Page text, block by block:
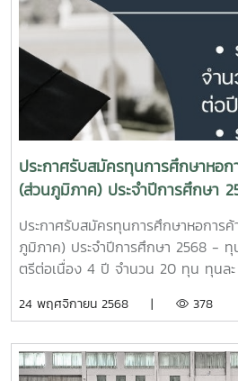
ประกาศรับสมัครทุนการศึกษาหอ
(ส่วนภูมิภาค) ประจำปีการศึกษา
ประกาศรับสมัครทุนการศึกษาหอกา
ภูมิภาค) ประจำปีการศึกษา 2568 -
ตรีต่อเนื่อง 4 ปี จำนวน 20 ทุน ทุนล
ทุน ทุนละ 50,000 บาทต่อปีการศึกษา -
https://shorturl.asia/RSswP - อ่าน
https://shorturl.asia/50JS7
24 พฤศจิกายน 2568 | 378